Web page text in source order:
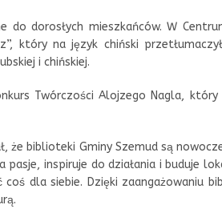
dorosłych mieszkańców. W
który na język chiński
i chińskiej.
Twórczości Alojzego Nagla,
że biblioteki Gminy Szemud są
pasje, inspiruje do działania i buduje
dla siebie. Dzięki zaangażowaniu